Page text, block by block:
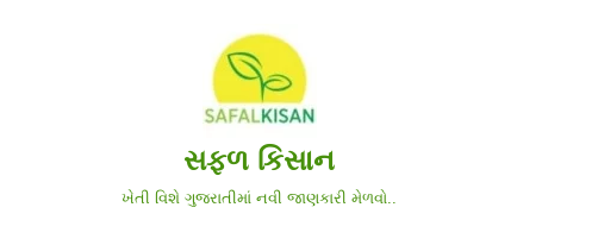
સફળ કિસાન
ખેતી વિશે ગુજરાતીમાં નવી જાણકારી મેળવો..